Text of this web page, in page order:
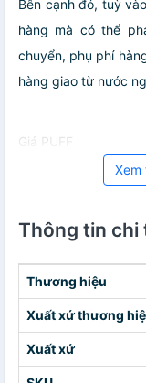
Bên cạnh đó, tuỳ
hàng mà có thể
chuyển, phụ phí
hàng giao từ nước
Giá PUFF
Xem
Thông tin chi
Thương hiệu
Xuất xứ thương
Xuất xứ